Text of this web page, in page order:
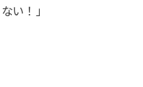
い！」